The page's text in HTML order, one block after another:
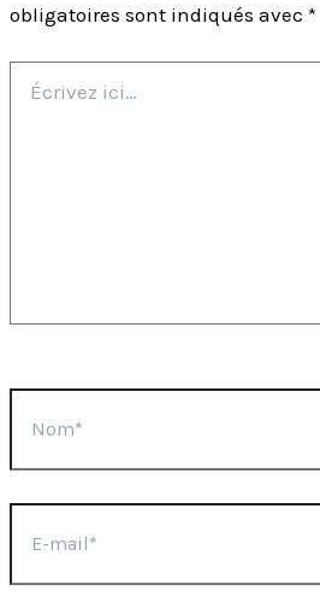
obligatoires sont indiqués avec *
ici…
mail*